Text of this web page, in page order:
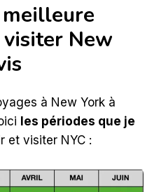
New
à New York à
les périodes que je
et visiter NYC :